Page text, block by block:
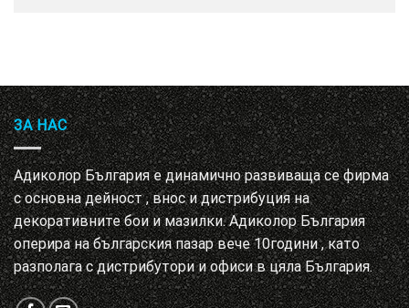
ЗА НАС
Адиколор България е динамично развиваща се фирма
с основна дейност , внос и дистрибуция на
декоративните бои и мазилки. Адиколор България
оперира на българския пазар вече 10години , като
разполага с дистрибутори и офиси в цяла България.